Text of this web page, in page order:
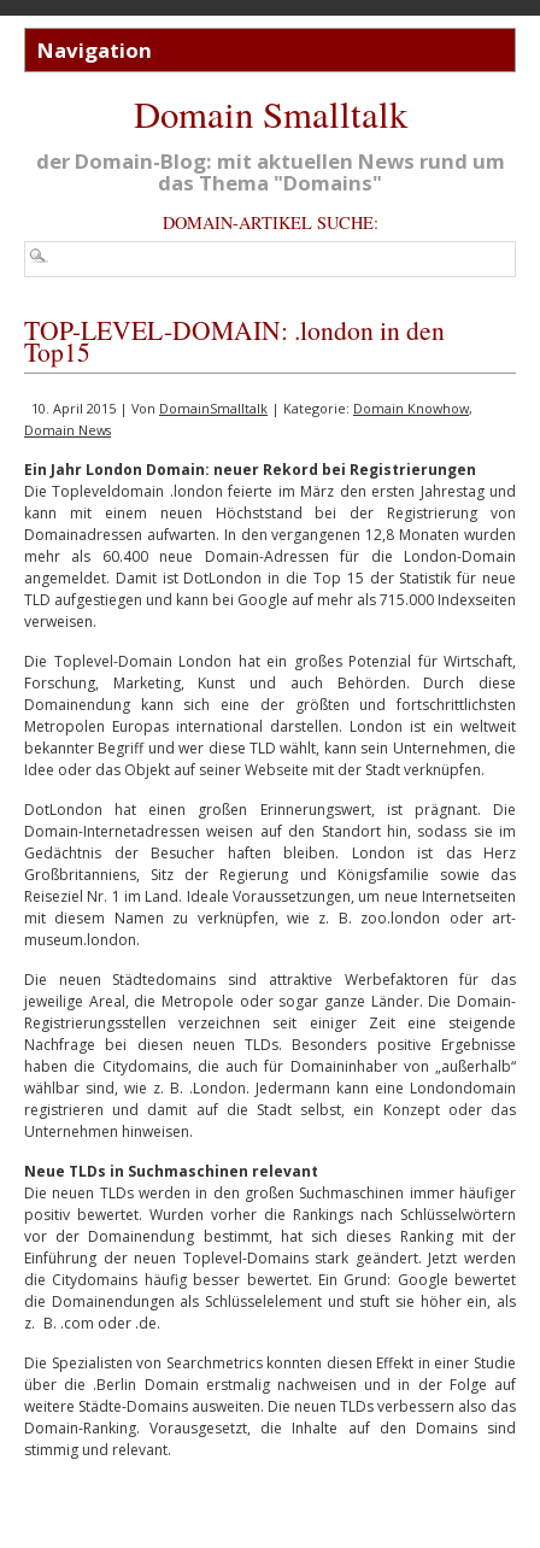
Domain Smalltalk
der Domain-Blog: mit aktuellen News rund um
das Thema "Domains"
DOMAIN-ARTIKEL SUCHE:
TOP-LEVEL-DOMAIN: .london in den
Top15
10. April 2015 | Von DomainSmalltalk | Kategorie: Domain Knowhow,
Domain News
Ein Jahr London Domain: neuer Rekord bei Registrierungen
Die Topleveldomain .london feierte im März den ersten Jahrestag und
kann mit einem neuen Höchststand bei der Registrierung von
Domainadressen aufwarten. In den vergangenen 12,8 Monaten wurden
mehr als 60.400 neue Domain-Adressen für die London-Domain
angemeldet. Damit ist DotLondon in die Top 15 der Statistik für neue
TLD aufgestiegen und kann bei Google auf mehr als 715.000 Indexseiten
verweisen.
Die Toplevel-Domain London hat ein großes Potenzial für Wirtschaft,
Forschung, Marketing, Kunst und auch Behörden. Durch diese
Domainendung kann sich eine der größten und fortschrittlichsten
Metropolen Europas international darstellen. London ist ein weltweit
bekannter Begriff und wer diese TLD wählt, kann sein Unternehmen, die
Idee oder das Objekt auf seiner Webseite mit der Stadt verknüpfen.
DotLondon hat einen großen Erinnerungswert, ist prägnant. Die
Domain-Internetadressen weisen auf den Standort hin, sodass sie im
Gedächtnis der Besucher haften bleiben. London ist das Herz
Großbritanniens, Sitz der Regierung und Königsfamilie sowie das
Reiseziel Nr. 1 im Land. Ideale Voraussetzungen, um neue Internetseiten
mit diesem Namen zu verknüpfen, wie z. B. zoo.london oder art-
museum.london.
Die neuen Städtedomains sind attraktive Werbefaktoren für das
jeweilige Areal, die Metropole oder sogar ganze Länder. Die Domain-
Registrierungsstellen verzeichnen seit einiger Zeit eine steigende
Nachfrage bei diesen neuen TLDs. Besonders positive Ergebnisse
haben die Citydomains, die auch für Domaininhaber von „außerhalb“
wählbar sind, wie z. B. .London. Jedermann kann eine Londondomain
registrieren und damit auf die Stadt selbst, ein Konzept oder das
Unternehmen hinweisen.
Neue TLDs in Suchmaschinen relevant
Die neuen TLDs werden in den großen Suchmaschinen immer häufiger
positiv bewertet. Wurden vorher die Rankings nach Schlüsselwörtern
vor der Domainendung bestimmt, hat sich dieses Ranking mit der
Einführung der neuen Toplevel-Domains stark geändert. Jetzt werden
die Citydomains häufig besser bewertet. Ein Grund: Google bewertet
die Domainendungen als Schlüsselelement und stuft sie höher ein, als
z. B. .com oder .de.
Die Spezialisten von Searchmetrics konnten diesen Effekt in einer Studie
über die .Berlin Domain erstmalig nachweisen und in der Folge auf
weitere Städte-Domains ausweiten. Die neuen TLDs verbessern also das
Domain-Ranking. Vorausgesetzt, die Inhalte auf den Domains sind
stimmig und relevant.